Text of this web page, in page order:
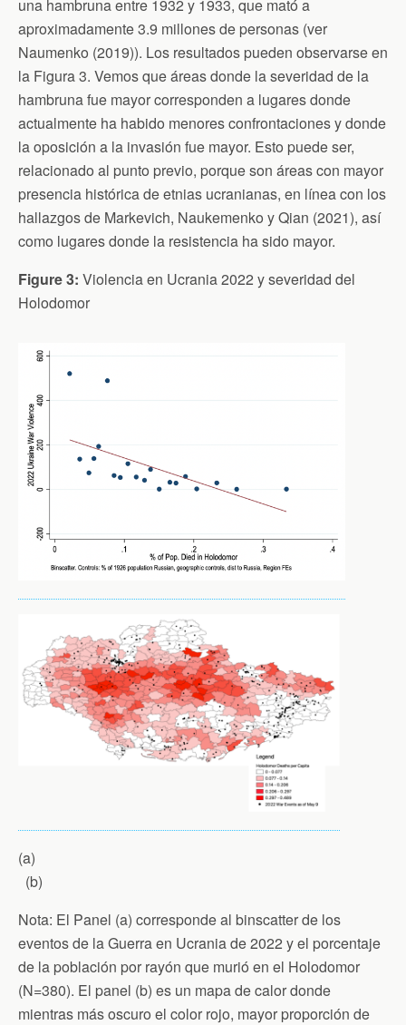
una hambruna entre 1932 y 1933, que mató a
aproximadamente 3.9 millones de personas (ver
Naumenko (2019)). Los resultados pueden observarse en
la Figura 3. Vemos que áreas donde la severidad de la
hambruna fue mayor corresponden a lugares donde
actualmente ha habido menores confrontaciones y donde
la oposición a la invasión fue mayor. Esto puede ser,
relacionado al punto previo, porque son áreas con mayor
presencia histórica de etnias ucranianas, en línea con los
hallazgos de Markevich, Naukemenko y Qian (2021), así
como lugares donde la resistencia ha sido mayor.
Figure 3: Violencia en Ucrania 2022 y severidad del
Holodomor
(a)
(b)
Nota: El Panel (a) corresponde al binscatter de los
eventos de la Guerra en Ucrania de 2022 y el porcentaje
de la población por rayón que murió en el Holodomor
(N=380). El panel (b) es un mapa de calor donde
mientras más oscuro el color rojo, mayor proporción de